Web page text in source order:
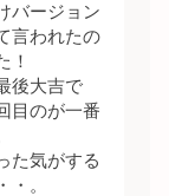
バージョン
言われたの
！
後大吉で
目のが一番
た気がする
・。